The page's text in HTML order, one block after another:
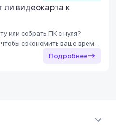
ли видеокарта к
или собрать ПК с нуля?
сэкономить ваше время.
с совместимостью.
Подробнее